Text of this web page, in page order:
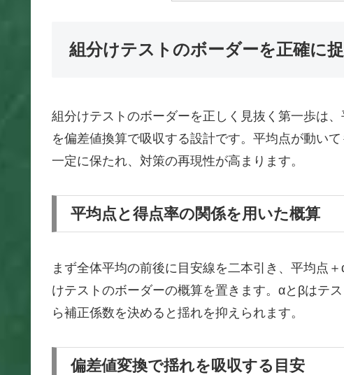
組分けテストのボーダーを正確に
組分けテストのボーダーを正しく見抜く第一歩は
を偏差値換算で吸収する設計です。平均点が動い
一定に保たれ、対策の再現性が高まります。
平均点と得点率の関係を用いた概算
まず全体平均の前後に目安線を二本引き、平均点
けテストのボーダーの概算を置きます。αとβはテ
ら補正係数を決めると揺れを抑えられます。
偏差値変換で揺れを吸収する目安